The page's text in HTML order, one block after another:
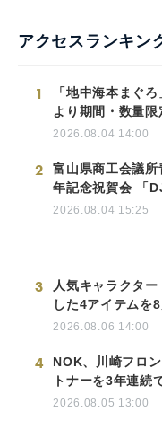
アクセスランキン
1
「地中海本まぐ
より期間・数量限
2026.08.04 14:00
2
富山県商工会議
年記念祝賀会 「
2026.08.04 15:25
3
人気キャラクタ
した4アイテムを
2026.08.06 14:00
4
NOK、川崎フロ
トナーを3年連続
2026.08.05 13:00